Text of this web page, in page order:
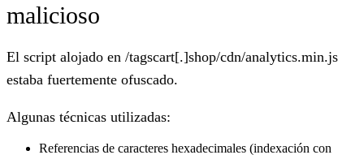
malicioso
El script alojado en /tagscart[.]shop/cdn/analytics.min.js
estaba fuertemente ofuscado.
Algunas técnicas utilizadas:
Referencias de caracteres hexadecimales (indexación con